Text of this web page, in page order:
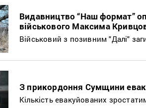
Видавництво “Наш формат”
військового Максима
Військовий з позивним "Далі"
З прикордоння Сумщини
Кількість евакуйованих